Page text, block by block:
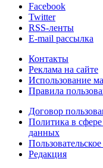
Facebook
Twitter
RSS-ленты
E-mail рассылка
Контакты
Реклама на сайте
Использование
Правила
Договор
Политика в
данных
Редакция